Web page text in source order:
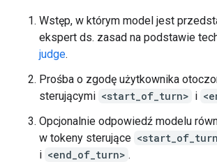
Wstęp, w którym model jest
ekspert ds. zasad na podstawie
judge.
Prośba o zgodę użytkownika
sterującymi <start_of_turn> i
Opcjonalnie odpowiedź modelu
w tokeny sterujące
i <end_of_turn> .